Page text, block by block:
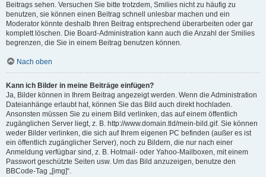
Beitrags sehen. Versuchen Sie bitte trotzdem, Smilies nicht zu häufig zu
benutzen, sie können einen Beitrag schnell unlesbar machen und ein
Moderator könnte deshalb Ihren Beitrag entsprechend überarbeiten oder gar
komplett löschen. Die Board-Administration kann auch die Anzahl der Smilies
begrenzen, die Sie in einem Beitrag benutzen können.
Nach oben
Kann ich Bilder in meine Beiträge einfügen?
Ja, Bilder können in Ihrem Beitrag angezeigt werden. Wenn die Administration
Dateianhänge erlaubt hat, können Sie das Bild auch direkt hochladen.
Ansonsten müssen Sie zu einem Bild verlinken, das auf einem öffentlich
zugänglichen Server liegt, z. B. http://www.domain.tld/mein-bild.gif. Sie können
weder Bilder verlinken, die sich auf Ihrem eigenen PC befinden (außer es ist
ein öffentlich zugänglicher Server), noch zu Bildern, die nur nach einer
Anmeldung verfügbar sind, z. B. Hotmail- oder Yahoo-Mailboxen, mit einem
Passwort geschützte Seiten usw. Um das Bild anzuzeigen, benutze den
BBCode-Tag „[img]“.